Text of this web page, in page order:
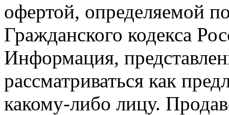
офертой, определяемой
Гражданского кодекса
Информация,
рассматриваться как
какому-либо лицу.